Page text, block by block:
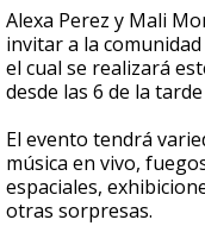
seconds
of
4
minutes,
36
Alexa Perez y Mali
invitar a la
el cual se realizará
desde las 6 de la
El evento tendrá
música en vivo,
espaciales,
otras sorpresas.